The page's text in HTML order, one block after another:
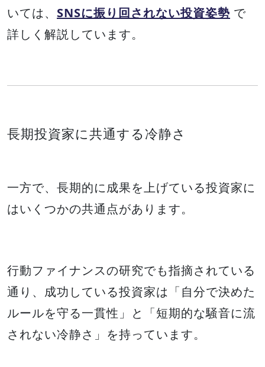
いては、 SNSに振り回されない投資姿勢 で
詳しく解説しています。
長期投資家に共通する冷静さ
一方で、長期的に成果を上げている投資家に
はいくつかの共通点があります。
行動ファイナンスの研究でも指摘されている
通り、成功している投資家は「自分で決めた
ルールを守る一貫性」と「短期的な騒音に流
されない冷静さ」を持っています。